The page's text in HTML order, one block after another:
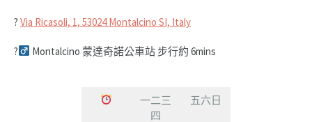
? Via Ricasoli, 1, 53024 Montalcino SI, Italy
?‍ Montalcino 蒙達奇諾公車站 步行約 6mins
一二三
四
五六日